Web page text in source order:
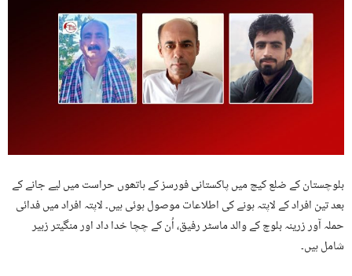
بلوچستان کے ضلع کیچ میں پاکستانی فورسز کے ہاتھوں حراست میں لیے جانے کے
بعد تین افراد کے لاپتہ ہونے کی اطلاعات موصول ہوئی ہیں۔ لاپتہ افراد میں فدائی
حملہ آور زرینہ بلوچ کے والد ماسٹر رفیق، اُن کے چچا خدا داد اور منگیتر زبیر
شامل ہیں۔